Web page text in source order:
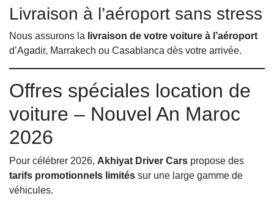
Livraison à l’aéroport sans stress
Nous assurons la livraison de votre voiture à l’aéroport
d’Agadir, Marrakech ou Casablanca dès votre arrivée.
Offres spéciales location de
voiture – Nouvel An Maroc
2026
Pour célébrer 2026, Akhiyat Driver Cars propose des
tarifs promotionnels limités sur une large gamme de
véhicules.